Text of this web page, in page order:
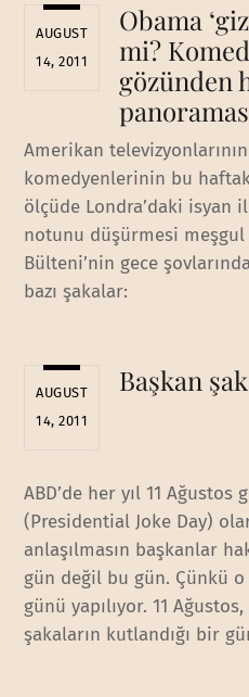
AUGUST
14, 2011
Obama
mi?
gözünden
Amerikan
komedyenlerinin bu
ölçüde Londra’daki isyan
notunu düşürmesi
Bülteni’nin gece
bazı şakalar:
AUGUST
14, 2011
Başkan
ABD’de her yıl 11 Ağustos
(Presidential Joke Day)
anlaşılmasın başkanlar
gün değil bu gün. Çünkü o
günü yapılıyor. 11
şakaların kutlandığı bir